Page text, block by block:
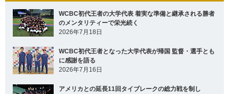
WCBC初代王者の大学代表 着実な準備と継承される勝者
のメンタリティーで栄光続く
2026年7月18日
WCBC初代王者となった大学代表が帰国 監督・選手とも
に感謝を語る
2026年7月16日
アメリカとの延長11回タイブレークの総力戦を制し